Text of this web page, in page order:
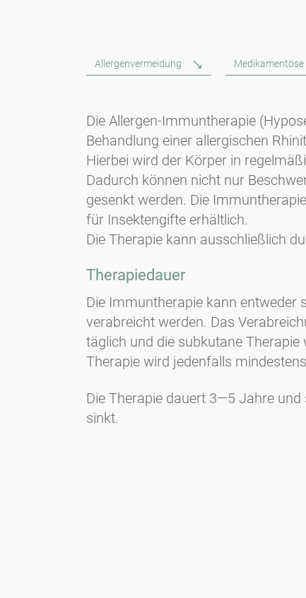
Allergenvermeidung
Die Allergen-Immuntherapie
Behandlung einer allergischen
Hierbei wird der Körper in
Dadurch können nicht nur
gesenkt werden. Die
für Insektengifte erhältlich.
Die Therapie kann ausschließlich
Therapiedauer
Die Immuntherapie kann entweder
verabreicht werden. Das
täglich und die subkutane
Therapie wird jedenfalls
Die Therapie dauert 3—5 Jahre
sinkt.